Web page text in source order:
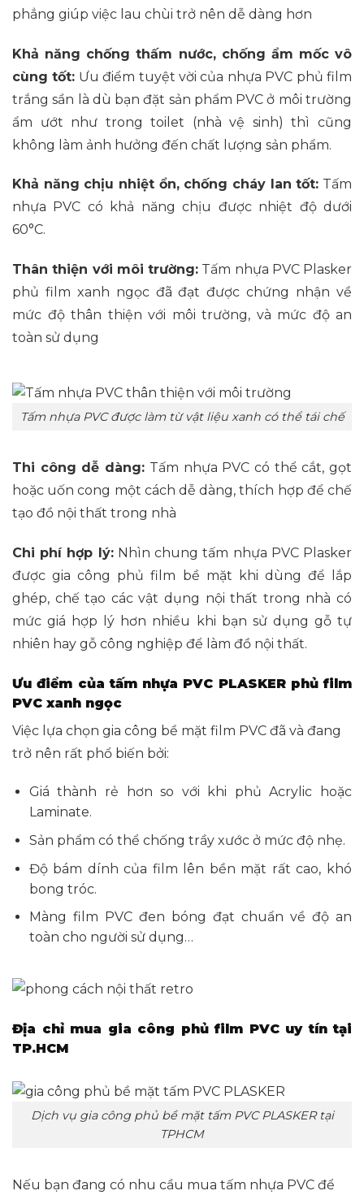
phẳng giúp việc lau chùi trở nên dễ dàng hơn
Khả năng chống thấm nước, chống ẩm mốc vô
cùng tốt: Ưu điểm tuyệt vời của nhựa PVC phủ film
trắng sần là dù bạn đặt sản phẩm PVC ở môi trường
ẩm ướt như trong toilet (nhà vệ sinh) thì cũng
không làm ảnh hưởng đến chất lượng sản phẩm.
Khả năng chịu nhiệt ổn, chống cháy lan tốt: Tấm
nhựa PVC có khả năng chịu được nhiệt độ dưới
60°C.
Thân thiện với môi trường: Tấm nhựa PVC Plasker
phủ film xanh ngọc đã đạt được chứng nhận về
mức độ thân thiện với môi trường, và mức độ an
toàn sử dụng
Tấm nhựa PVC được làm từ vật liệu xanh có thể tái chế
Thi công dễ dàng: Tấm nhựa PVC có thể cắt, gọt
hoặc uốn cong một cách dễ dàng, thích hợp để chế
tạo đồ nội thất trong nhà
Chi phí hợp lý:Nhìn chung tấm nhựa PVC Plasker
được gia công phủ film bề mặt khi dùng để lắp
ghép, chế tạo các vật dụng nội thất trong nhà có
mức giá hợp lý hơn nhiều khi bạn sử dụng gỗ tự
nhiên hay gỗ công nghiệp để làm đồ nội thất.
Ưu điểm của tấm nhựa PVC PLASKER phủ film
PVC xanh ngọc
Việc lựa chọn gia công bề mặt film PVC đã và đang
trở nên rất phổ biến bởi:
Giá thành rẻ hơn so với khi phủ Acrylic hoặc
Laminate.
Sản phẩm có thể chống trầy xước ở mức độ nhẹ.
Độ bám dính của film lên bền mặt rất cao, khó
bong tróc.
Màng film PVC đen bóng đạt chuẩn về độ an
toàn cho người sử dụng…
Địa chỉ mua gia công phủ film PVC uy tín tại
TP.HCM
Dịch vụ gia công phủ bề mặt tấm PVC PLASKER tại
TPHCM
Nếu bạn đang có nhu cầu mua tấm nhựa PVC để